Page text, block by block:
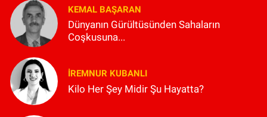
KEMAL BAŞARAN
Dünyanın Gürültüsünden Sahaların
Coşkusuna...
İREMNUR KUBANLI
Kilo Her Şey Midir Şu Hayatta?